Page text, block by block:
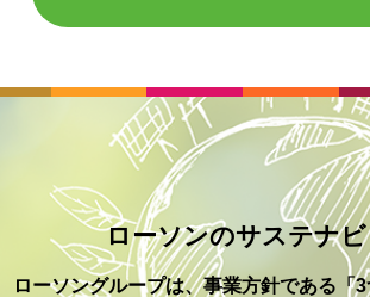
ローソンのサステナ
ローソングループは、事業⽅針である「